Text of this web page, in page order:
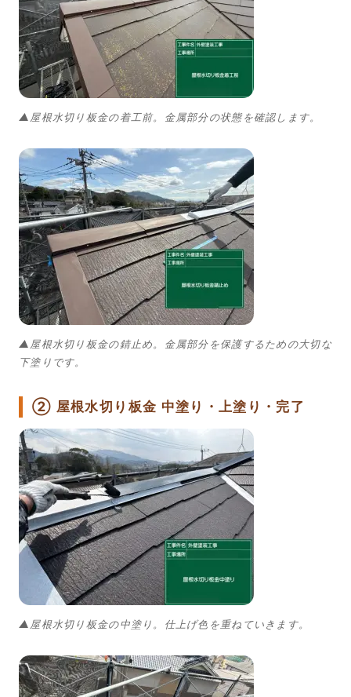
▲屋根水切り板金の着工前。金属部分の状態を確認します。
▲屋根水切り板金の錆止め。金属部分を保護するための大切な
下塗りです。
② 屋根水切り板金 中塗り・上塗り・完了
▲屋根水切り板金の中塗り。仕上げ色を重ねていきます。